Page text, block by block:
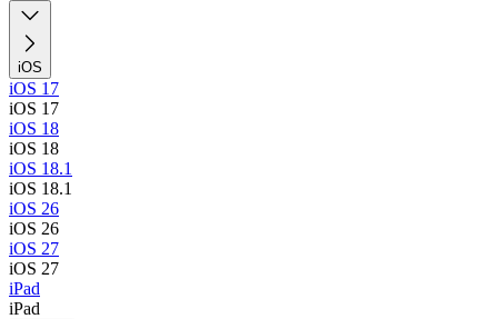
iOS
iOS 17
iOS 17
iOS 18
iOS 18
iOS 18.1
iOS 18.1
iOS 26
iOS 26
iOS 27
iOS 27
iPad
iPad